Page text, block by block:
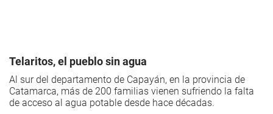
Telaritos, el pueblo sin agua
Al sur del departamento de Capayán, en la provincia de
Catamarca, más de 200 familias vienen sufriendo la falta
de acceso al agua potable desde hace décadas.